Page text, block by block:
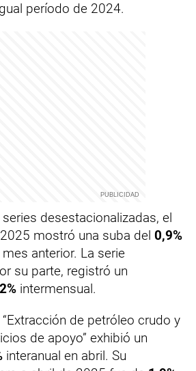
período de 2024.
desestacionalizadas, el
mostró una suba del 0,9%
anterior. La serie
su parte, registró un
intermensual.
de petróleo crudo y
de apoyo” exhibió un
interanual en abril. Su